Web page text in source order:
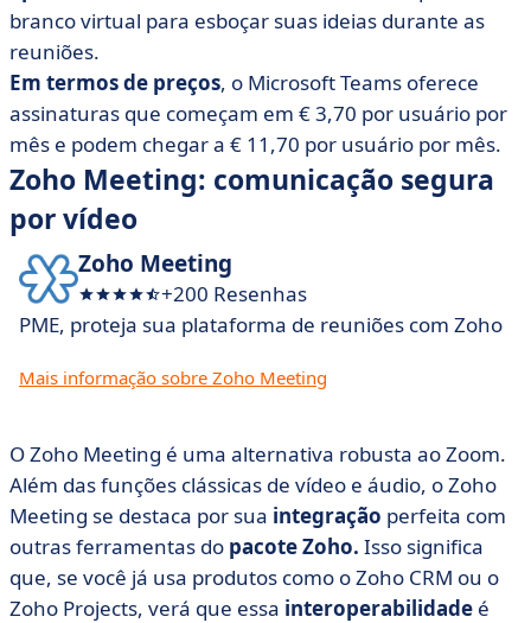
branco virtual para esboçar suas ideias durante as
reuniões.
Em termos de preços, o Microsoft Teams oferece
assinaturas que começam em € 3,70 por usuário por
mês e podem chegar a € 11,70 por usuário por mês.
Zoho Meeting: comunicação segura
por vídeo
Zoho Meeting
+200 Resenhas
PME, proteja sua plataforma de reuniões com Zoho
Mais informação sobre Zoho Meeting
O Zoho Meeting é uma alternativa robusta ao Zoom.
Além das funções clássicas de vídeo e áudio, o Zoho
Meeting se destaca por sua integração perfeita com
outras ferramentas do pacote Zoho. Isso significa
que, se você já usa produtos como o Zoho CRM ou o
Zoho Projects, verá que essa interoperabilidade é